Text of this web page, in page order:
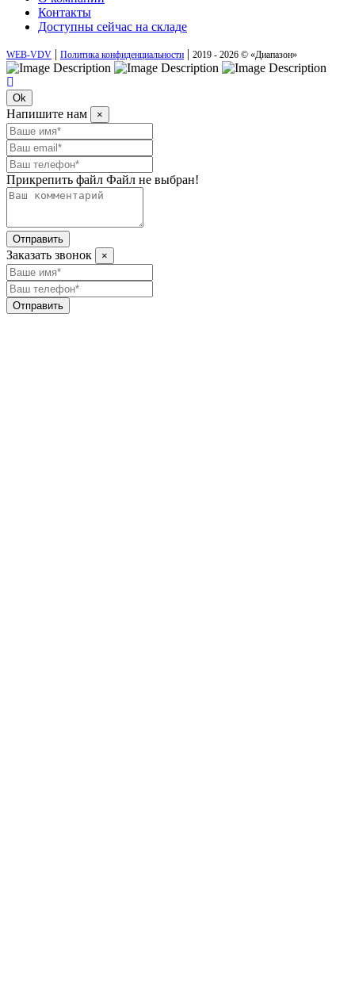
Контакты
Доступны сейчас на складе
WEB-VDV | Политика конфиденциальности | 2019 - 2026 © «Диапазон»
Ok
Напишите нам ×
Прикрепить файл Файл не выбран!
Отправить
Заказать звонок ×
Отправить